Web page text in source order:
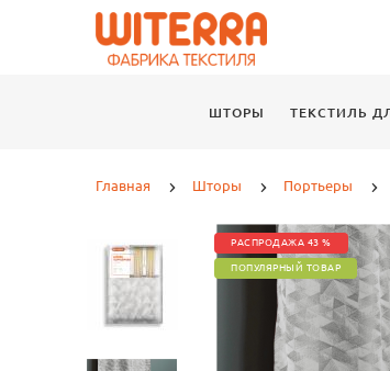
ШТОРЫ ТЕКСТИЛЬ
Главная Шторы Портьеры
РАСПРОДАЖА 43 %
ПОПУЛЯРНЫЙ ТОВАР